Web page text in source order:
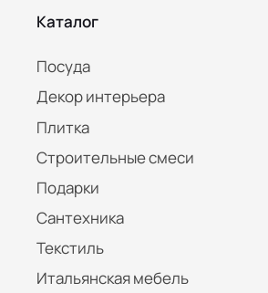
Каталог
Посуда
Декор интерьера
Плитка
Строительные смеси
Подарки
Сантехника
Текстиль
Итальянская мебель